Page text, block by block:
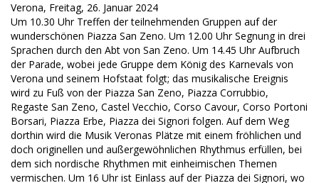
Verona, Freitag, 26. Januar 2024
Um 10.30 Uhr Treffen der teilnehmenden Gruppen auf der
wunderschönen Piazza San Zeno. Um 12.00 Uhr Segnung in drei
Sprachen durch den Abt von San Zeno. Um 14.45 Uhr Aufbruch
der Parade, wobei jede Gruppe dem König des Karnevals von
Verona und seinem Hofstaat folgt; das musikalische Ereignis
wird zu Fuß von der Piazza San Zeno, Piazza Corrubbio,
Regaste San Zeno, Castel Vecchio, Corso Cavour, Corso Portoni
Borsari, Piazza Erbe, Piazza dei Signori folgen. Auf dem Weg
dorthin wird die Musik Veronas Plätze mit einem fröhlichen und
doch originellen und außergewöhnlichen Rhythmus erfüllen, bei
dem sich nordische Rhythmen mit einheimischen Themen
vermischen. Um 16 Uhr ist Einlass auf der Piazza dei Signori, wo